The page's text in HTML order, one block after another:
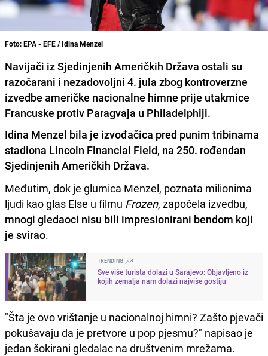
Foto: EPA - EFE / Idina Menzel
Navijači iz Sjedinjenih Američkih Država ostali su
razočarani i nezadovoljni 4. jula zbog kontroverzne
izvedbe američke nacionalne himne prije utakmice
Francuske protiv Paragvaja u Philadelphiji.
Idina Menzel bila je izvođačica pred punim tribinama
stadiona Lincoln Financial Field, na 250. rođendan
Sjedinjenih Američkih Država.
Međutim, dok je glumica Menzel, poznata milionima
ljudi kao glas Else u filmu Frozen, započela izvedbu,
mnogi gledaoci nisu bili impresionirani bendom koji
je svirao.
TRENDING
Sve više turista dolazi u Sarajevo: Objavljeno iz
kojih zemalja nam dolazi najviše gostiju
"Šta je ovo vrištanje u nacionalnoj himni? Zašto pjevači
pokušavaju da je pretvore u pop pjesmu?" napisao je
jedan šokirani gledalac na društvenim mrežama.